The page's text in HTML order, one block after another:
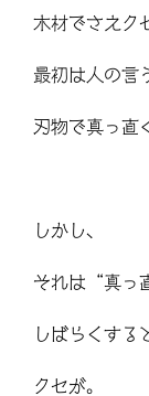
木材でさえク
最初は人の言
刃物で真っ直
しかし、
それは“真っ
しばらくする
クセが。